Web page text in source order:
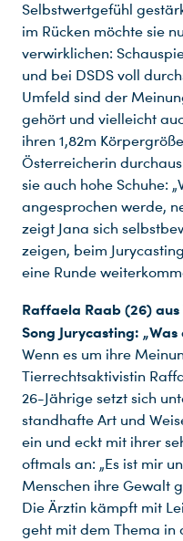
Selbstwertgefühl
im Rücken möchte sie
verwirklichen:
und bei DSDS voll
Umfeld sind der
gehört und vielleicht
ihren 1,82m
Österreicherin
sie auch hohe Schuhe:
angesprochen werde,
zeigt Jana sich
zeigen, beim
eine Runde
Raffaela Raab (26)
Song Jurycasting:
Wenn es um ihre
Tierrechtsaktivistin
26-Jährige setzt sich
standhafte Art und
ein und eckt mit ihrer
oftmals an: „Es ist mir
Menschen ihre Gewalt
Die Ärztin kämpft mit
geht mit dem Thema in